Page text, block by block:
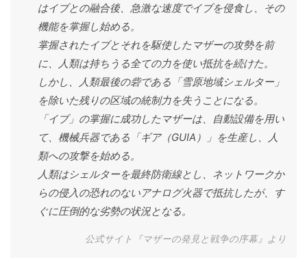
はイブとの融合後、急激な速度でイブを侵食し、その
機能を掌握し始める。
掌握されたイブとそれを駆使したマザーの攻勢を前
に、人類は持ちうる全ての力を使い抵抗を続けた。
しかし、人類最後の砦である「雪原地域シェルター」
を除いた残りの区域の統制力を失うことになる。
「イブ」の掌握に成功したマザーは、自動設備を用い
て、機械兵器である「ギア（GUIA）」を生産し、人
類への攻撃を始める。
人類はシェルターを最終防衛線とし、ネットワークか
らの侵入の恐れのないアナログ火器で抵抗したが、す
ぐに圧倒的な劣勢の状況となる。
公式サイト『マザーの発見と戦争の序幕』より